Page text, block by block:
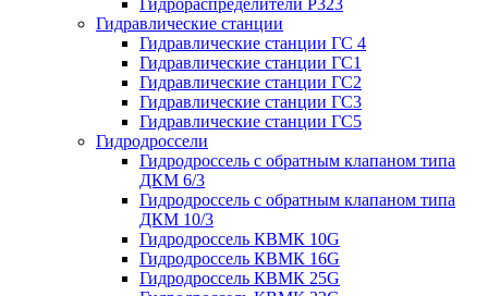
Гидрораспределители Р323
Гидравлические станции
Гидравлические станции ГС 4
Гидравлические станции ГС1
Гидравлические станции ГС2
Гидравлические станции ГС3
Гидравлические станции ГС5
Гидродроссели
Гидродроссель с обратным клапаном типа
ДКМ 6/3
Гидродроссель с обратным клапаном типа
ДКМ 10/3
Гидродроссель КВМК 10G
Гидродроссель КВМК 16G
Гидродроссель КВМК 25G